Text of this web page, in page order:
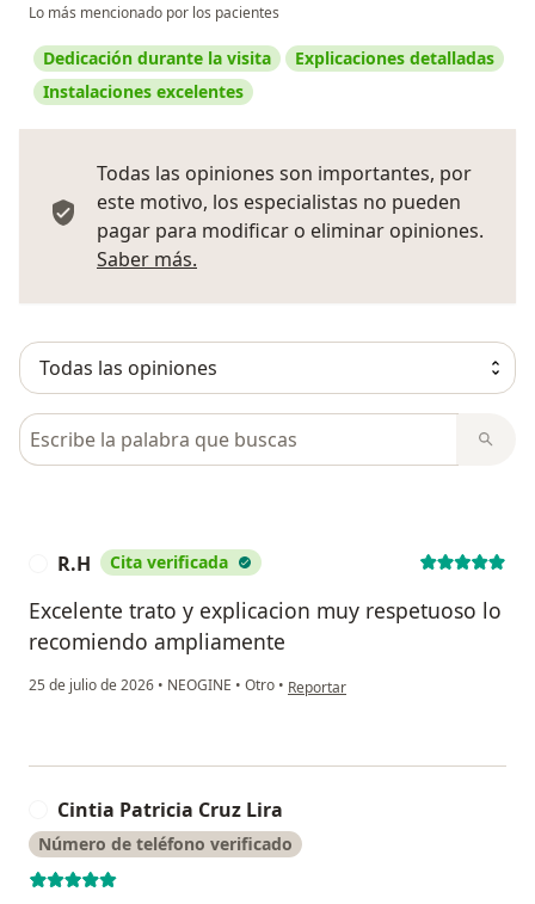
Lo más mencionado por los pacientes
Dedicación durante la visita
Explicaciones detalladas
Instalaciones excelentes
Todas las opiniones son importantes, por
este motivo, los especialistas no pueden
pagar para modificar o eliminar opiniones.
Saber más.
Busca en opiniones
R.H Cita verificada
Excelente trato y explicacion muy respetuoso lo
recomiendo ampliamente
25 de julio de 2026 • NEOGINE • Otro • en opinión del usuario R.H
Reportar
Cintia Patricia Cruz Lira
Número de teléfono verificado